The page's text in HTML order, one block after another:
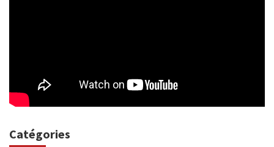
Catégories